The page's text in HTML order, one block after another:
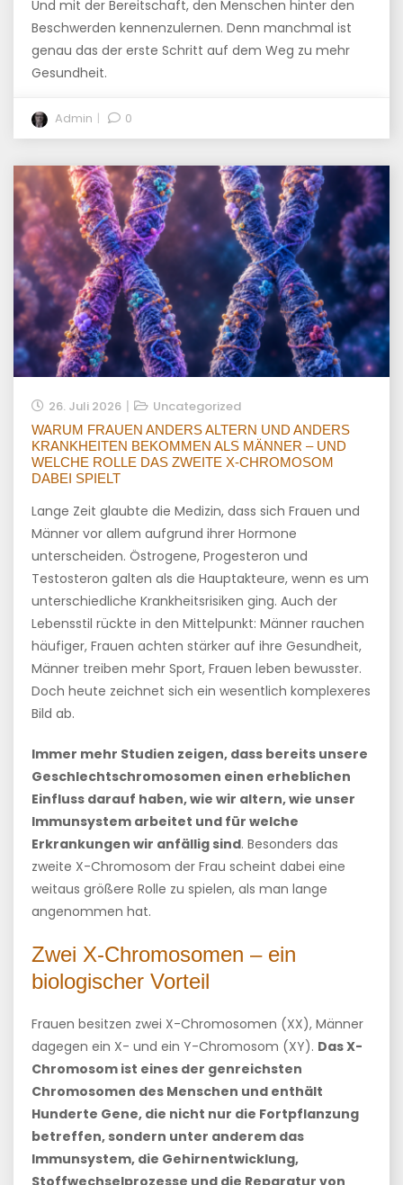
Und mit der Bereitschaft, den Menschen hinter den
Beschwerden kennenzulernen. Denn manchmal ist
genau das der erste Schritt auf dem Weg zu mehr
Gesundheit.
Admin 0
26. Juli 2026 Uncategorized
WARUM FRAUEN ANDERS ALTERN UND ANDERS
KRANKHEITEN BEKOMMEN ALS MÄNNER – UND
WELCHE ROLLE DAS ZWEITE X-CHROMOSOM
DABEI SPIELT
Lange Zeit glaubte die Medizin, dass sich Frauen und
Männer vor allem aufgrund ihrer Hormone
unterscheiden. Östrogene, Progesteron und
Testosteron galten als die Hauptakteure, wenn es um
unterschiedliche Krankheitsrisiken ging. Auch der
Lebensstil rückte in den Mittelpunkt: Männer rauchen
häufiger, Frauen achten stärker auf ihre Gesundheit,
Männer treiben mehr Sport, Frauen leben bewusster.
Doch heute zeichnet sich ein wesentlich komplexeres
Bild ab.
Immer mehr Studien zeigen, dass bereits unsere
Geschlechtschromosomen einen erheblichen
Einfluss darauf haben, wie wir altern, wie unser
Immunsystem arbeitet und für welche
Erkrankungen wir anfällig sind. Besonders das
zweite X-Chromosom der Frau scheint dabei eine
weitaus größere Rolle zu spielen, als man lange
angenommen hat.
Zwei X-Chromosomen – ein
biologischer Vorteil
Frauen besitzen zwei X-Chromosomen (XX), Männer
dagegen ein X- und ein Y-Chromosom (XY). Das X-
Chromosom ist eines der genreichsten
Chromosomen des Menschen und enthält
Hunderte Gene, die nicht nur die Fortpflanzung
betreffen, sondern unter anderem das
Immunsystem, die Gehirnentwicklung,